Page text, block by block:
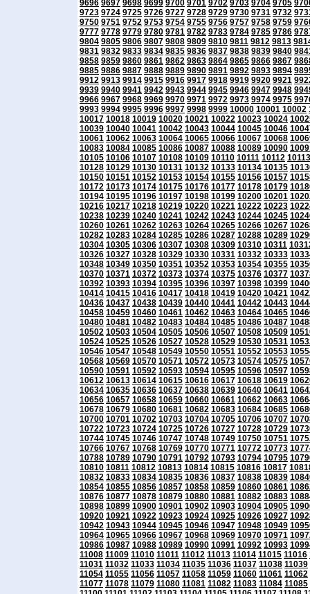
9696 9697 9698 9699 9700 9701 9702 9703 9704 9705
9723 9724 9725 9726 9727 9728 9729 9730 9731 9732
9750 9751 9752 9753 9754 9755 9756 9757 9758 9759
9777 9778 9779 9780 9781 9782 9783 9784 9785 9786
9804 9805 9806 9807 9808 9809 9810 9811 9812 9813
9831 9832 9833 9834 9835 9836 9837 9838 9839 9840
9858 9859 9860 9861 9862 9863 9864 9865 9866 9867
9885 9886 9887 9888 9889 9890 9891 9892 9893 9894
9912 9913 9914 9915 9916 9917 9918 9919 9920 9921
9939 9940 9941 9942 9943 9944 9945 9946 9947 9948
9966 9967 9968 9969 9970 9971 9972 9973 9974 9975
9993 9994 9995 9996 9997 9998 9999 10000 10001 10002
10017 10018 10019 10020 10021 10022 10023 10024
10039 10040 10041 10042 10043 10044 10045 10046
10061 10062 10063 10064 10065 10066 10067 10068
10083 10084 10085 10086 10087 10088 10089 10090
10105 10106 10107 10108 10109 10110 10111 10112 10113
10128 10129 10130 10131 10132 10133 10134 10135
10150 10151 10152 10153 10154 10155 10156 10157
10172 10173 10174 10175 10176 10177 10178 10179
10194 10195 10196 10197 10198 10199 10200 10201
10216 10217 10218 10219 10220 10221 10222 10223
10238 10239 10240 10241 10242 10243 10244 10245
10260 10261 10262 10263 10264 10265 10266 10267
10282 10283 10284 10285 10286 10287 10288 10289
10304 10305 10306 10307 10308 10309 10310 10311
10326 10327 10328 10329 10330 10331 10332 10333
10348 10349 10350 10351 10352 10353 10354 10355
10370 10371 10372 10373 10374 10375 10376 10377
10392 10393 10394 10395 10396 10397 10398 10399
10414 10415 10416 10417 10418 10419 10420 10421
10436 10437 10438 10439 10440 10441 10442 10443
10458 10459 10460 10461 10462 10463 10464 10465
10480 10481 10482 10483 10484 10485 10486 10487
10502 10503 10504 10505 10506 10507 10508 10509
10524 10525 10526 10527 10528 10529 10530 10531
10546 10547 10548 10549 10550 10551 10552 10553
10568 10569 10570 10571 10572 10573 10574 10575
10590 10591 10592 10593 10594 10595 10596 10597
10612 10613 10614 10615 10616 10617 10618 10619
10634 10635 10636 10637 10638 10639 10640 10641
10656 10657 10658 10659 10660 10661 10662 10663
10678 10679 10680 10681 10682 10683 10684 10685
10700 10701 10702 10703 10704 10705 10706 10707
10722 10723 10724 10725 10726 10727 10728 10729
10744 10745 10746 10747 10748 10749 10750 10751
10766 10767 10768 10769 10770 10771 10772 10773
10788 10789 10790 10791 10792 10793 10794 10795
10810 10811 10812 10813 10814 10815 10816 10817
10832 10833 10834 10835 10836 10837 10838 10839
10854 10855 10856 10857 10858 10859 10860 10861
10876 10877 10878 10879 10880 10881 10882 10883
10898 10899 10900 10901 10902 10903 10904 10905
10920 10921 10922 10923 10924 10925 10926 10927
10942 10943 10944 10945 10946 10947 10948 10949
10964 10965 10966 10967 10968 10969 10970 10971
10986 10987 10988 10989 10990 10991 10992 10993
11008 11009 11010 11011 11012 11013 11014 11015 11016
11031 11032 11033 11034 11035 11036 11037 11038 11039
11054 11055 11056 11057 11058 11059 11060 11061 11062
11077 11078 11079 11080 11081 11082 11083 11084 11085